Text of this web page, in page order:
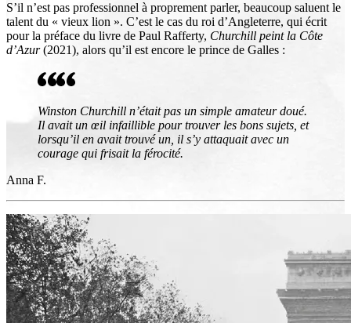
S’il n’est pas professionnel à proprement parler, beaucoup saluent le
talent du « vieux lion ». C’est le cas du roi d’Angleterre, qui écrit
pour la préface du livre de Paul Rafferty, Churchill peint la Côte
d’Azur(2021), alors qu’il est encore le prince de Galles :
Winston Churchill n’était pas un simple amateur doué.
Il avait un œil infaillible pour trouver les bons sujets, et
lorsqu’il en avait trouvé un, il s’y attaquait avec un
courage qui frisait la férocité.
Anna F.